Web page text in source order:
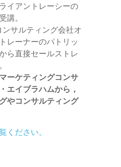
イアントレーシーの
講。
サルティング会社オ
レーナーのパトリッ
ら直接セールストレ
ーケティングコンサ
エイブラハムから，
やコンサルティング
ください。